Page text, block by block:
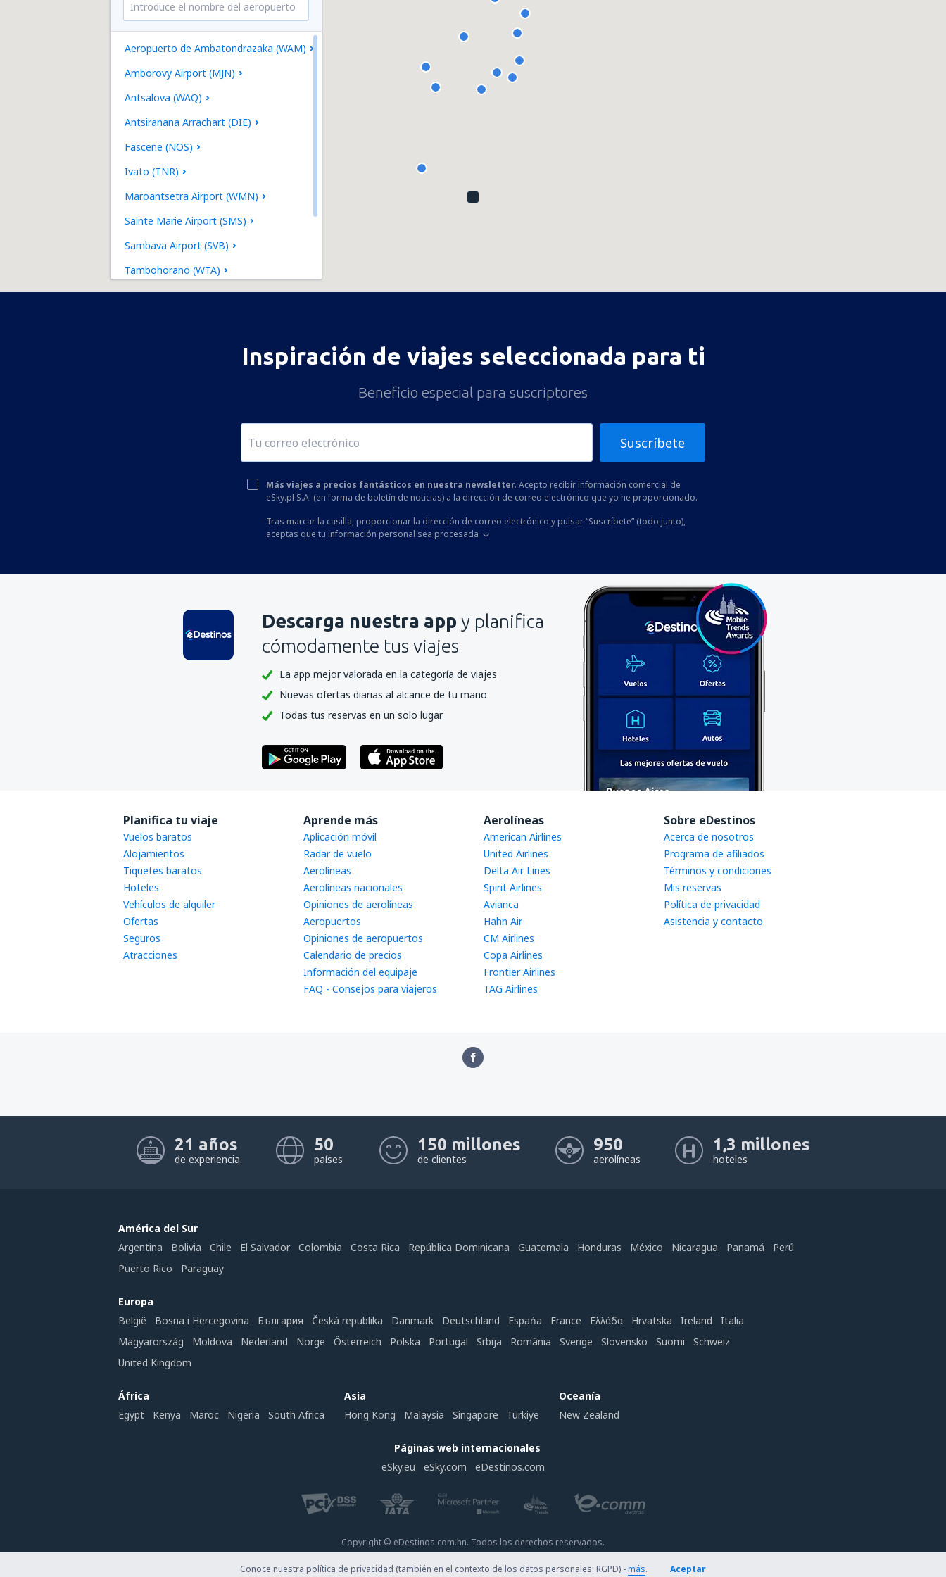
Aeropuerto de Ambatondrazaka (WAM)
Amborovy Airport (MJN)
Antsalova (WAQ)
Antsiranana Arrachart (DIE)
Fascene (NOS)
Ivato (TNR)
Maroantsetra Airport (WMN)
Sainte Marie Airport (SMS)
Sambava Airport (SVB)
Tambohorano (WTA)
Toamasina Airport (TMM)
Inspiración de viajes seleccionada para ti
Beneficio especial para suscriptores
Suscríbete
Más viajes a precios fantásticos en nuestra newsletter. Acepto recibir información comercial de
eSky.pl S.A. (en forma de boletín de noticias) a la dirección de correo electrónico que yo he proporcionado.
Tras marcar la casilla, proporcionar la dirección de correo electrónico y pulsar “Suscríbete” (todo junto),
aceptas que tu información personal sea procesada
Descarga nuestra app y planifica
cómodamente tus viajes
La app mejor valorada en la categoría de viajes
Nuevas ofertas diarias al alcance de tu mano
Todas tus reservas en un solo lugar
Planifica tu viaje
Vuelos baratos
Alojamientos
Tiquetes baratos
Hoteles
Vehículos de alquiler
Ofertas
Seguros
Atracciones
Aprende más
Aplicación móvil
Radar de vuelo
Aerolíneas
Aerolíneas nacionales
Opiniones de aerolíneas
Aeropuertos
Opiniones de aeropuertos
Calendario de precios
Información del equipaje
FAQ - Consejos para viajeros
Aerolíneas
American Airlines
United Airlines
Delta Air Lines
Spirit Airlines
Avianca
Hahn Air
CM Airlines
Copa Airlines
Frontier Airlines
TAG Airlines
Sobre eDestinos
Acerca de nosotros
Programa de afiliados
Términos y condiciones
Mis reservas
Política de privacidad
Asistencia y contacto
21 años
de experiencia
50
países
150 millones
de clientes
950
aerolíneas
1,3 millones
hoteles
América del Sur
Argentina
Bolivia Chile El Salvador Colombia Costa Rica República Dominicana Guatemala Honduras México Nicaragua Panamá
Perú
Puerto Rico
Paraguay
Europa
België
Bosna i Hercegovina България Česká republika Danmark Deutschland Espańa France Ελλάδα Hrvatska Ireland
Italia
Magyarország
Moldova Nederland Norge Österreich Polska Portugal Srbija România Sverige Slovensko Suomi
Schweiz
United Kingdom
África
Egypt
Kenya Maroc Nigeria South Africa
Asia
Hong Kong
Malaysia Singapore Türkiye
Oceanía
New Zealand
Páginas web internacionales
eSky.eu
eSky.com eDestinos.com
Copyright © eDestinos.com.hn. Todos los derechos reservados.
Conoce nuestra política de privacidad (también en el contexto de los datos personales: RGPD) -más. Aceptar